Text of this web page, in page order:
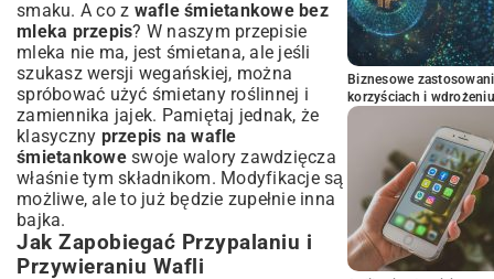
smaku. A co z wafle śmietankowe bez
mleka przepis? W naszym przepisie
mleka nie ma, jest śmietana, ale jeśli
szukasz wersji wegańskiej, można
spróbować użyć śmietany roślinnej i
zamiennika jajek. Pamiętaj jednak, że
klasyczny przepis na wafle
śmietankoweswoje walory zawdzięcza
właśnie tym składnikom. Modyfikacje są
możliwe, ale to już będzie zupełnie inna
bajka.
Jak Zapobiegać Przypalaniu i
Przywieraniu Wafli
Biznesowe
korzyściach i wdrożeniu